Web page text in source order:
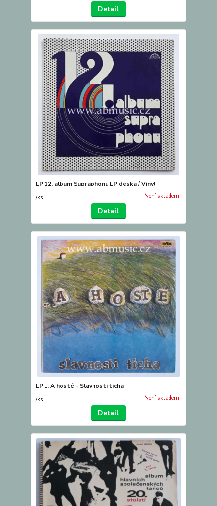
Detail
LP 12. album Supraphonu LP deska / Vinyl
/ks Není skladem
Detail
LP ... A hosté - Slavnosti ticha
/ks Není skladem
Detail